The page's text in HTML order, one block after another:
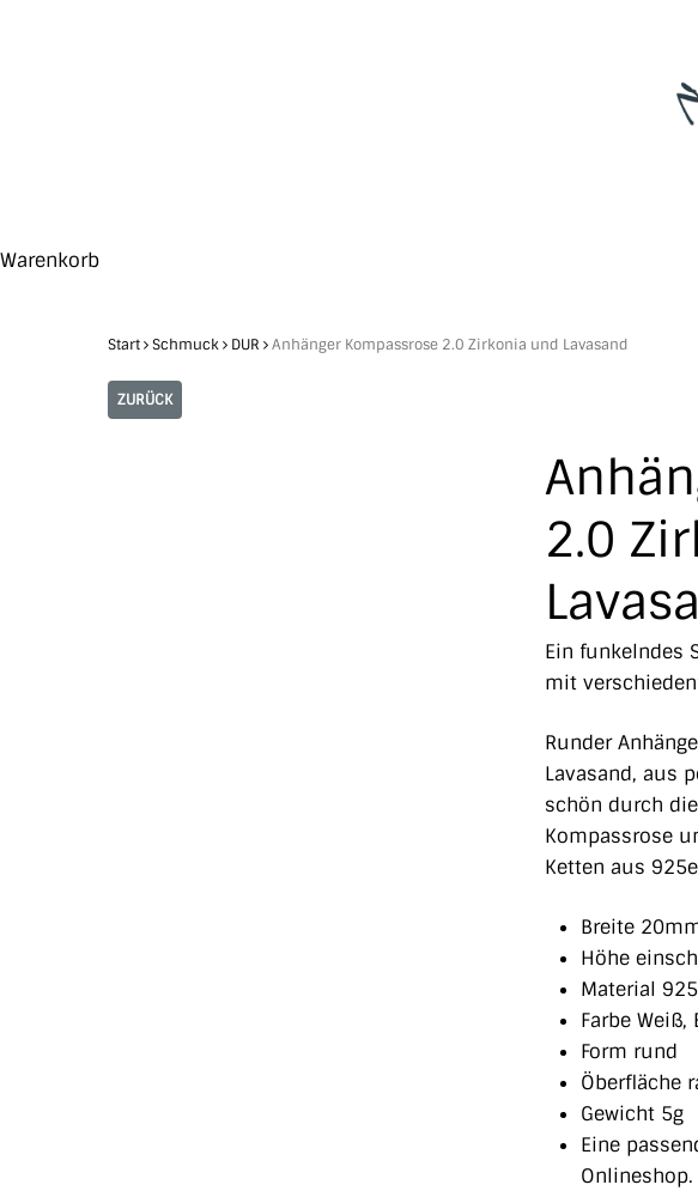
WarenkorbClose
Start Schmuck DUR Anhänger Kompassrose 2.0 Zirkonia und Lavasand
ZURÜCK
2.0
Ein funkelndes
mit
Runder
Lavasand, aus
schön durch
Kompassrose
Ketten aus
Breite
Höhe
Material
Farbe Weiß,
Form rund
Öberfläche
Gewicht 5g
Eine
Onlineshop.